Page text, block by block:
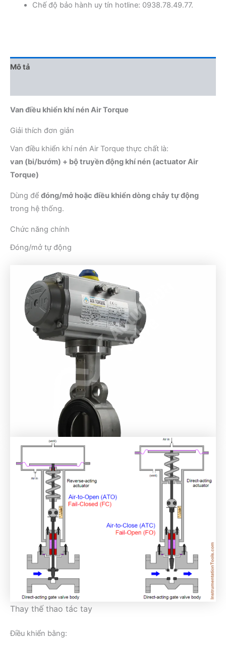
Chế độ bảo hành uy tín hotline: 0938.78.49.77.
Mô tả
Van điều khiển khí nén Air Torque
Giải thích đơn giản
Van điều khiển khí nén Air Torque thực chất là:
van (bi/bướm) + bộ truyền động khí nén (actuator Air
Torque)
Dùng để đóng/mở hoặc điều khiển dòng chảy tự động
trong hệ thống.
Chức năng chính
Đóng/mở tự động
Thay thế thao tác tay
Điều khiển bằng: